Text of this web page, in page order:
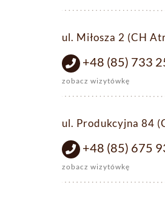
ul. Miłosza 2 (CH
+48 (85) 733
zobacz wizytówkę
ul. Produkcyjna 84
+48 (85) 675
zobacz wizytówkę